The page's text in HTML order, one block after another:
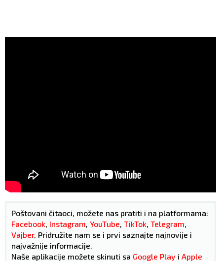
Poštovani čitaoci, možete nas pratiti i na platformama:
Facebook, Instagram, YouTube, TikTok, Telegram,
Vajber. Pridružite nam se i prvi saznajte najnovije i
najvažnije informacije.
Naše aplikacije možete skinuti sa Google Play i Apple